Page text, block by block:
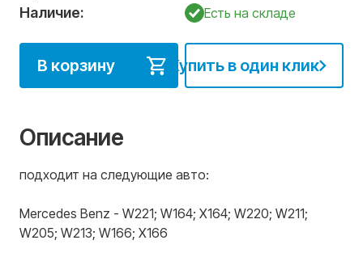
Наличие:
Есть на складе
В корзину Купить в один клик
Описание
подходит на следующие авто:
Mercedes Benz - W221; W164; X164; W220; W211;
W205; W213; W166; X166